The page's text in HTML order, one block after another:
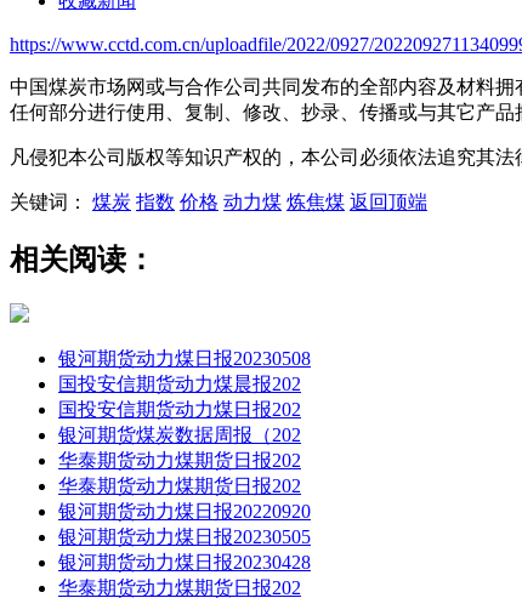
https://www.cctd.com.cn/uploadfile/2022/0927/
中国煤炭市场网或与合作公司共同发布的全部内容及材料
任何部分进行使用、复制、修改、抄录、传播或与其它产品
凡侵犯本公司版权等知识产权的，本公司必须依法追究其法
关键词： 煤炭 指数 价格 动力煤 炼焦煤 返回顶端
相关阅读：
银河期货动力煤日报20230508
国投安信期货动力煤晨报202
国投安信期货动力煤日报202
银河期货煤炭数据周报（202
华泰期货动力煤期货日报202
华泰期货动力煤期货日报202
银河期货动力煤日报20220920
银河期货动力煤日报20230505
银河期货动力煤日报20230428
华泰期货动力煤期货日报202